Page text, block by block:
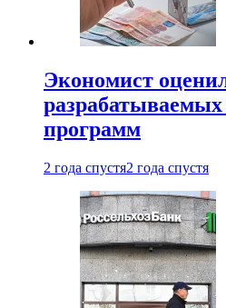
Экономист
программ
2 года спустя2 года спустя